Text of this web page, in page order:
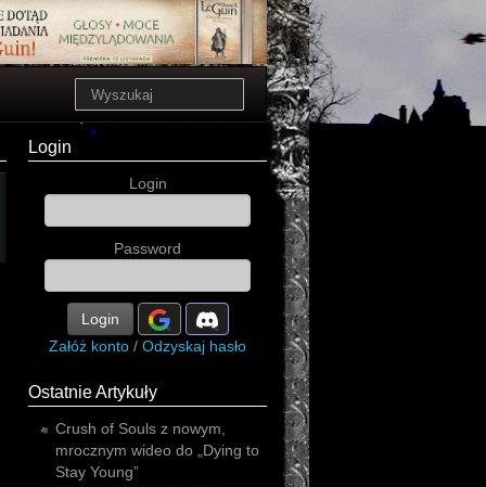
Login
Login
Password
Login
Załóż konto / Odzyskaj hasło
Ostatnie Artykuły
Crush of Souls z nowym,
mrocznym wideo do „Dying to
Stay Young”